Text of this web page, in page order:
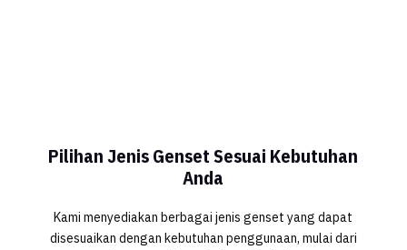
Pilihan Jenis Genset Sesuai Kebutuhan
Anda
Kami menyediakan berbagai jenis genset yang dapat
disesuaikan dengan kebutuhan penggunaan, mulai dari